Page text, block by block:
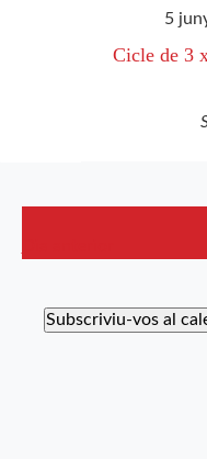
5
Cicle de 3
Subscriviu-vos al